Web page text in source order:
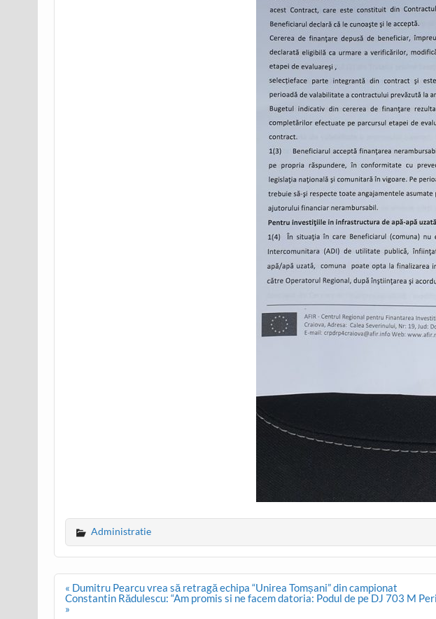
Administratie
Post
navigation
« Dumitru Pearcu vrea să retragă echipa “Unirea Tomșani” din campionat
Constantin Rădulescu: “Am promis si ne facem datoria: Podul de pe DJ 703 M
»